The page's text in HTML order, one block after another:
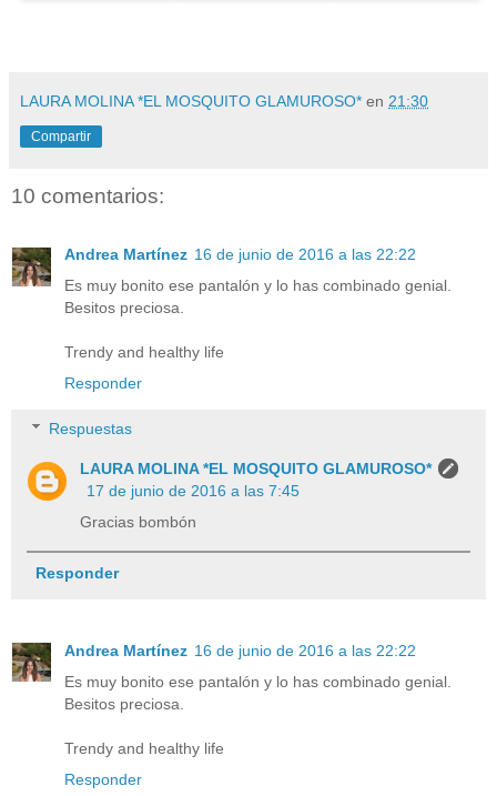
LAURA MOLINA *EL MOSQUITO GLAMUROSO* en 21:30
Compartir
10 comentarios:
Andrea Martínez 16 de junio de 2016 a las 22:22
Es muy bonito ese pantalón y lo has combinado genial.
Besitos preciosa.
Trendy and healthy life
Responder
Respuestas
LAURA MOLINA *EL MOSQUITO GLAMUROSO*
17 de junio de 2016 a las 7:45
Gracias bombón
Responder
Andrea Martínez 16 de junio de 2016 a las 22:22
Es muy bonito ese pantalón y lo has combinado genial.
Besitos preciosa.
Trendy and healthy life
Responder